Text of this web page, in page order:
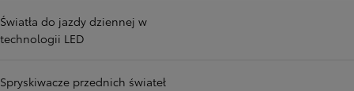
Światła do jazdy dziennej w
technologii LED
Spryskiwacze przednich świateł